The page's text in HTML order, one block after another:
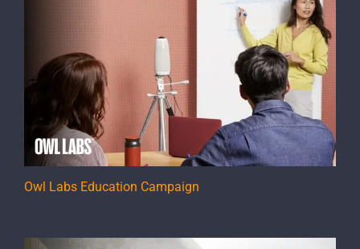
Owl Labs Education Campaign